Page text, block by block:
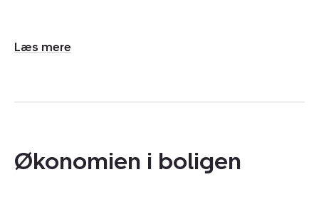
smukt, muret hus i to plan med nyere stråtag fra 2018 –
smukt med sit flotte stråtag, sprossevinduer og en
indretning, hvor hver detalje er nøje udvalgt for at skabe
et varmt og indbydende udtryk.
Økonomien i boligen